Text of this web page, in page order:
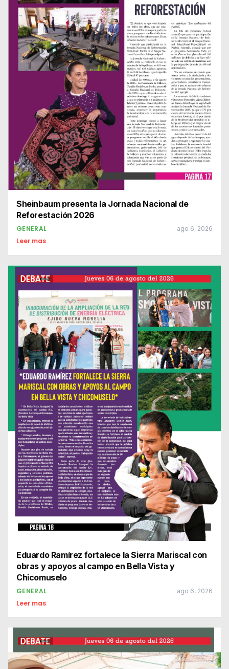
Sheinbaum presenta la Jornada Nacional de
Reforestación 2026
GENERAL ago 6, 2026
Leer mas
Eduardo Ramírez fortalece la Sierra Mariscal con
obras y apoyos al campo en Bella Vista y
Chicomuselo
GENERAL ago 6, 2026
Leer mas